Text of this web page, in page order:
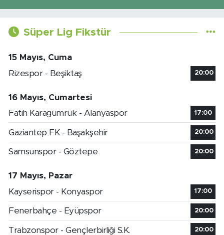
Süper Lig Fikstür
15 Mayıs, Cuma
Rizespor - Beşiktaş
20:00
16 Mayıs, Cumartesi
Fatih Karagümrük - Alanyaspor
17:00
Gaziantep FK - Başakşehir 20:00
Samsunspor - Göztepe 20:00
17 Mayıs, Pazar
Kayserispor - Konyaspor
17:00
Fenerbahçe - Eyüpspor 20:00
Trabzonspor - Gençlerbirliği S.K. 20:00